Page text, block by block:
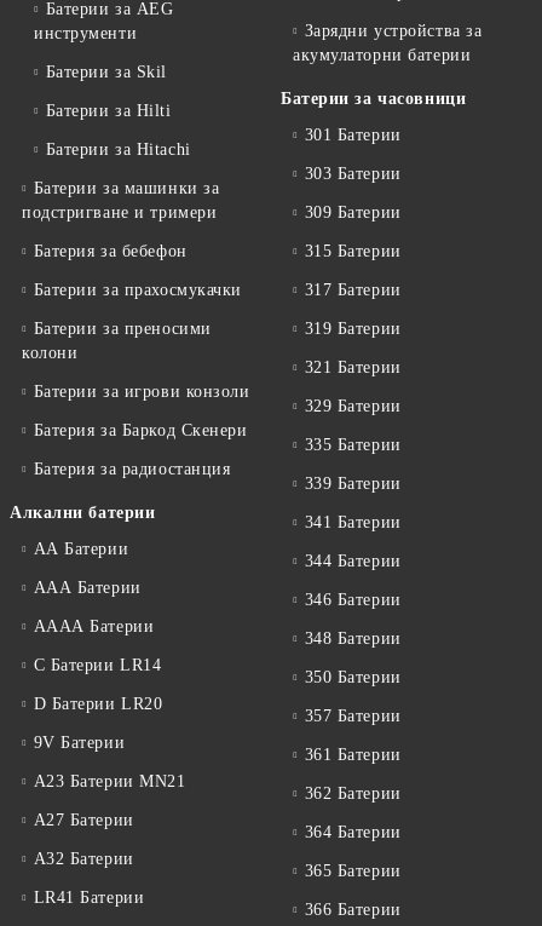
Батерии за AEG
инструменти
Батерии за Skil
Батерии за Hilti
Батерии за Hitachi
Батерии за машинки за
подстригване и тримери
Батерия за бебефон
Батерии за прахосмукачки
Батерии за преносими
колони
Батерии за игрови конзоли
Батерия за Баркод Скенери
Батерия за радиостанция
Алкални батерии
АА Батерии
ААА Батерии
АААА Батерии
C Батерии LR14
D Батерии LR20
9V Батерии
A23 Батерии MN21
A27 Батерии
A32 Батерии
LR41 Батерии
Зарядни устройства за
акумулаторни батерии
Батерии за часовници
301 Батерии
303 Батерии
309 Батерии
315 Батерии
317 Батерии
319 Батерии
321 Батерии
329 Батерии
335 Батерии
339 Батерии
341 Батерии
344 Батерии
346 Батерии
348 Батерии
350 Батерии
357 Батерии
361 Батерии
362 Батерии
364 Батерии
365 Батерии
366 Батерии